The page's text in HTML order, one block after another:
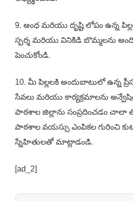
9. అంధ మరియు దృష్టి లోపం ఉన్న
స్పర్శ మరియు వినికిడి బొమ్మలను
పెంచుకోండి.
10. మీ పిల్లలకి అందుబాటులో ఉన్న
సేవలు మరియు కార్యక్రమాలను
పాఠశాల జిల్లాను సంప్రదించడం చాలా
పాఠశాల వయస్సు ఎంపికల గురించి
స్నేహితులతో మాట్లాడండి.
[ad_2]